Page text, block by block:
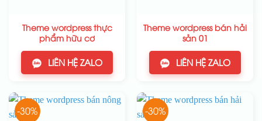
Theme wordpress thực
phẩm hữu cơ
LIÊN HỆ ZALO
Theme wordpress bán hải
sản 01
LIÊN HỆ ZALO
-30% -30%